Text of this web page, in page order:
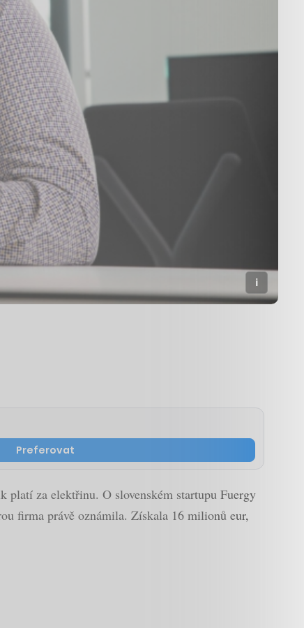
Preferovat
platí za elektřinu. O slovenském startupu Fuergy
firma právě oznámila. Získala 16 milionů eur,